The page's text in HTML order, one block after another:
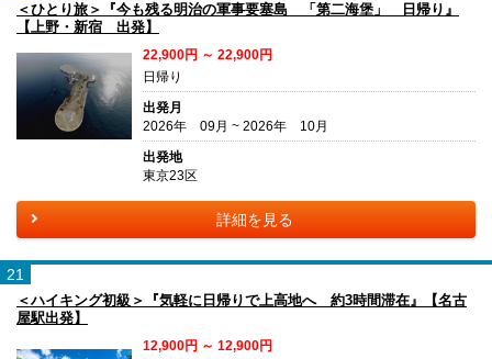
＜ひとり旅＞『今も残る明治の軍事要塞島 「第二海堡」 日帰り』
【上野・新宿 出発】
22,900円 ～ 22,900円
日帰り
出発月
2026年 09月 ~ 2026年 10月
出発地
東京23区
詳細を見る
21
＜ハイキング初級＞『気軽に日帰りで上高地へ 約3時間滞在』【名古
屋駅出発】
12,900円 ～ 12,900円